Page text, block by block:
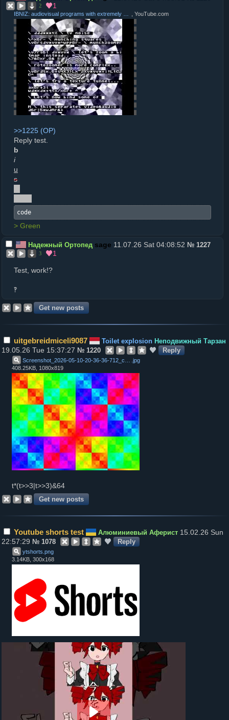
2 1
, YouTube.com
>>1225
Reply test.
b
i
u
s
code
> Green
Надежный Ортопед 11.07.26 Sat 04:08:52 № 1227
3 1
Test, work!?
‽
uitgebreidmiceli9087 Toilet explosion Неподвижный Тарзан
19.05.26 Tue 15:37:27 № 1220 Reply
jpg
408.25KB, 1080x819
t*(t>>3|t>>3)&64
Youtube shorts test Алюминиевый Аферист 15.02.26 Sun
22:57:29 № 1078 Reply
ytshorts png
3.14KB, 300x168